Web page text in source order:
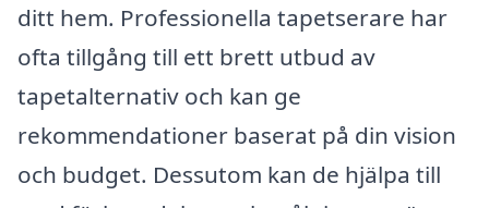
ditt hem. Professionella tapetserare har
ofta tillgång till ett brett utbud av
tapetalternativ och kan ge
rekommendationer baserat på din vision
och budget. Dessutom kan de hjälpa till